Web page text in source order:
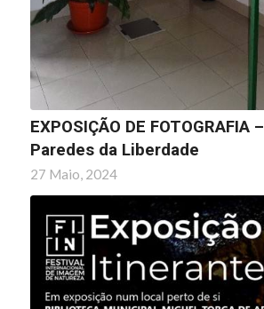
EXPOSIÇÃO DE FOTOGRAFIA
Paredes da Liberdade
27 Maio, 2024